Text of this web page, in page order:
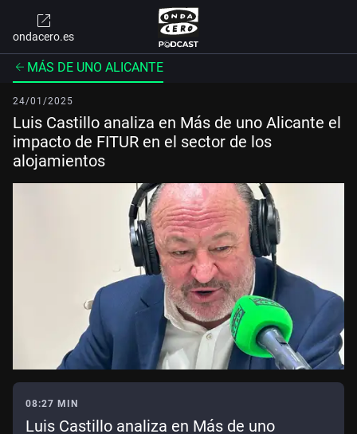
ondacero.es
MÁS DE UNO ALICANTE
24/01/2025
Luis Castillo analiza en Más de uno Alicante el
impacto de FITUR en el sector de los
alojamientos
08:27 MIN
Luis Castillo analiza en Más de uno